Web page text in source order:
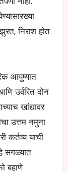
निराश होत
आयुष्यात
उर्वरित दोन
खांद्यावर
उत्तम नमुना
कर्तव्य याची
सगळ्यात
बहाणे